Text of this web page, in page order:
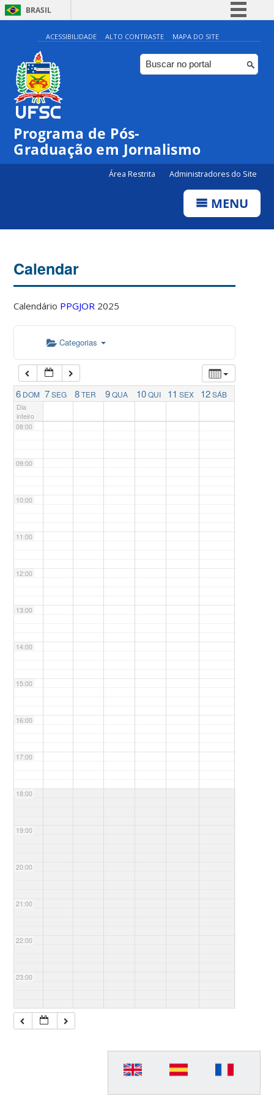
BRASIL
Simplifique!
Comunica BR
Participe
ACESSIBILIDADE ALTO CONTRASTE MAPA DO SITE
Programa de Pós-
Graduação em Jornalismo
Área Restrita Administradores do Site
MENU
Calendar
Calendário PPGJOR 2025
Categorias
6 DOM 7SEG 8TER 9QUA 10QUI 11 SEX 12SÁB
Dia
inteiro
00:00
07:00
08:00
09:00
10:00
11:00
12:00
13:00
14:00
15:00
16:00
17:00
18:00
19:00
20:00
21:00
22:00
23:00